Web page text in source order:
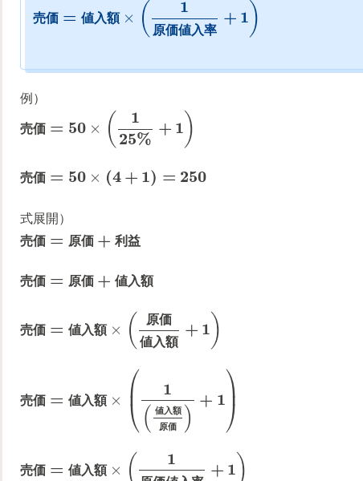
売価 = 値入額 × ( 1
原価値入率
+ 1 )
例）
売価 = 50 × (
1
25%
+ 1 )
売価 = 50 × (4 + 1) = 250
式展開）
売価 = 原価 + 利益
売価 = 原価 + 値入額
売価 = 値入額 × ( 原価
値入額
+ 1 )
売価 = 値入額 × ⎛
⎝
⎜ 1
( 値入額
原価 )
+ 1⎞
⎠⎟
売価 = 値入額 × ( 1
+ 1 )